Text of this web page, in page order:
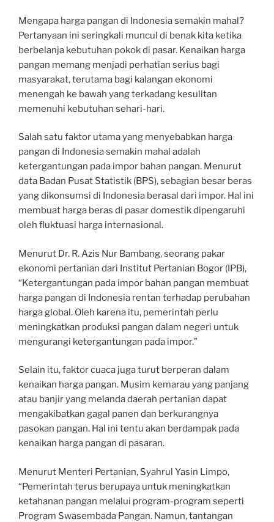
Mengapa harga pangan di Indonesia semakin mahal?
Pertanyaan ini seringkali muncul di benak kita ketika
berbelanja kebutuhan pokok di pasar. Kenaikan harga
pangan memang menjadi perhatian serius bagi
masyarakat, terutama bagi kalangan ekonomi
menengah ke bawah yang terkadang kesulitan
memenuhi kebutuhan sehari-hari.
Salah satu faktor utama yang menyebabkan harga
pangan di Indonesia semakin mahal adalah
ketergantungan pada impor bahan pangan. Menurut
data Badan Pusat Statistik (BPS), sebagian besar beras
yang dikonsumsi di Indonesia berasal dari impor. Hal ini
membuat harga beras di pasar domestik dipengaruhi
oleh fluktuasi harga internasional.
Menurut Dr. R. Azis Nur Bambang, seorang pakar
ekonomi pertanian dari Institut Pertanian Bogor (IPB),
“Ketergantungan pada impor bahan pangan membuat
harga pangan di Indonesia rentan terhadap perubahan
harga global. Oleh karena itu, pemerintah perlu
meningkatkan produksi pangan dalam negeri untuk
mengurangi ketergantungan pada impor.”
Selain itu, faktor cuaca juga turut berperan dalam
kenaikan harga pangan. Musim kemarau yang panjang
atau banjir yang melanda daerah pertanian dapat
mengakibatkan gagal panen dan berkurangnya
pasokan pangan. Hal ini tentu akan berdampak pada
kenaikan harga pangan di pasaran.
Menurut Menteri Pertanian, Syahrul Yasin Limpo,
“Pemerintah terus berupaya untuk meningkatkan
ketahanan pangan melalui program-program seperti
Program Swasembada Pangan. Namun, tantangan